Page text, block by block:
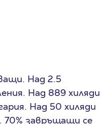
Над 2.5
Над 889 хиляди
Над 50 хиляди
70% завръщащи се